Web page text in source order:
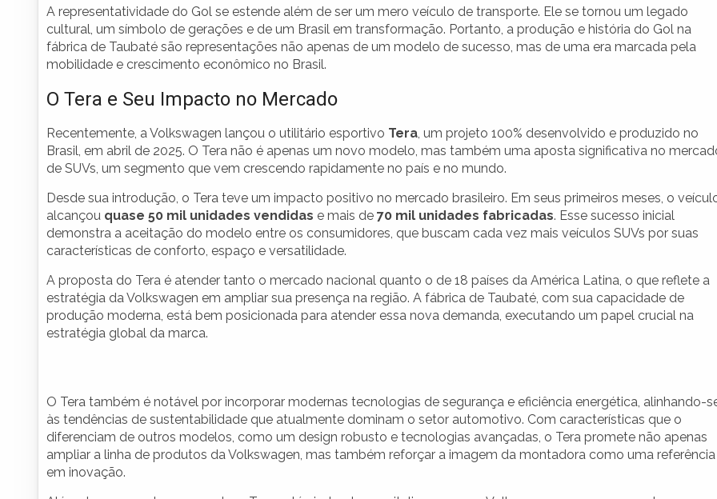
A representatividade do Gol se estende além de ser um mero veículo de transporte. Ele se tornou um legado
cultural, um símbolo de gerações e de um Brasil em transformação. Portanto, a produção e história do Gol na
fábrica de Taubaté são representações não apenas de um modelo de sucesso, mas de uma era marcada pela
mobilidade e crescimento econômico no Brasil.
O Tera e Seu Impacto no Mercado
Recentemente, a Volkswagen lançou o utilitário esportivo Tera, um projeto 100% desenvolvido e produzido no
Brasil, em abril de 2025. O Tera não é apenas um novo modelo, mas também uma aposta significativa no
de SUVs, um segmento que vem crescendo rapidamente no país e no mundo.
Desde sua introdução, o Tera teve um impacto positivo no mercado brasileiro. Em seus primeiros meses, o
alcançou quase 50 mil unidades vendidas e mais de 70 mil unidades fabricadas. Esse sucesso inicial
demonstra a aceitação do modelo entre os consumidores, que buscam cada vez mais veículos SUVs por suas
características de conforto, espaço e versatilidade.
A proposta do Tera é atender tanto o mercado nacional quanto o de 18 países da América Latina, o que reflete a
estratégia da Volkswagen em ampliar sua presença na região. A fábrica de Taubaté, com sua capacidade de
produção moderna, está bem posicionada para atender essa nova demanda, executando um papel crucial na
estratégia global da marca.
O Tera também é notável por incorporar modernas tecnologias de segurança e eficiência energética, alinhando-
às tendências de sustentabilidade que atualmente dominam o setor automotivo. Com características que o
diferenciam de outros modelos, como um design robusto e tecnologias avançadas, o Tera promete não apenas
ampliar a linha de produtos da Volkswagen, mas também reforçar a imagem da montadora como uma referência
em inovação.